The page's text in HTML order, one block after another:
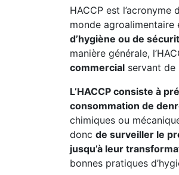
HACCP est
monde
d’hygiène ou de
manière générale,
commercial servant de
L’HACCP consiste à
consommation de
chimiques ou
donc de surveiller le
jusqu’à leur
bonnes pratiques